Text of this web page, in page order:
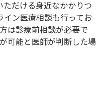
だける身近なかかりつ
イン医療相談も行ってお
は診療前相談が必要で
可能と医師が判断した場